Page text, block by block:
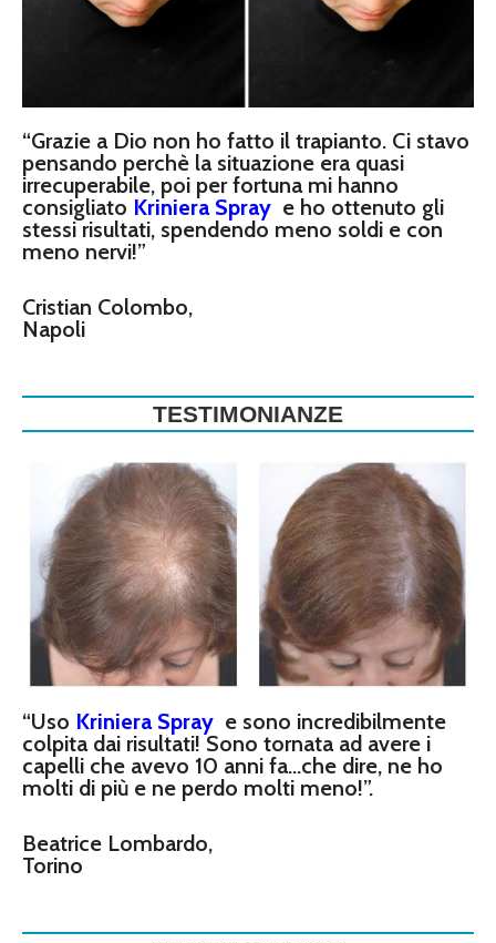
“Grazie a Dio non ho fatto il trapianto. Ci stavo
pensando perchè la situazione era quasi
irrecuperabile, poi per fortuna mi hanno
consigliato Kriniera Spray e ho ottenuto gli
stessi risultati, spendendo meno soldi e con
meno nervi!”
Cristian Colombo,
Napoli
TESTIMONIANZE
“Uso Kriniera Spray e sono incredibilmente
colpita dai risultati! Sono tornata ad avere i
capelli che avevo 10 anni fa…che dire, ne ho
molti di più e ne perdo molti meno!”.
Beatrice Lombardo,
Torino